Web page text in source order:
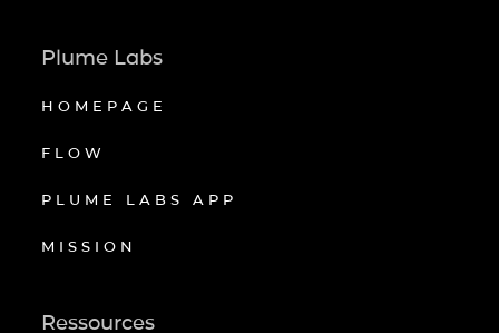
Plume Labs
HOMEPAGE
FLOW
PLUME LABS APP
MISSION
Ressources